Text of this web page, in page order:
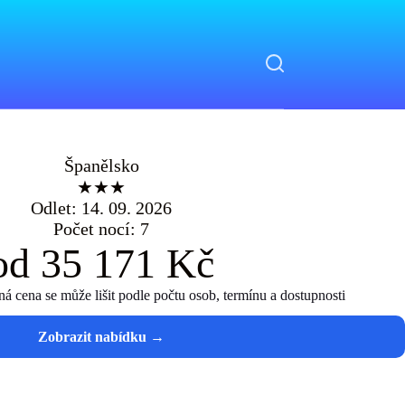
Španělsko
★★★
Odlet: 14. 09. 2026
Počet nocí: 7
35 171 Kč
cena se může lišit podle počtu osob, termínu a dostupnosti